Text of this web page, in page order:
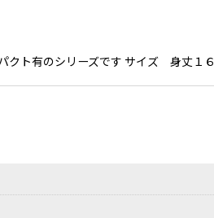
クト有のシリーズです サイズ 身丈